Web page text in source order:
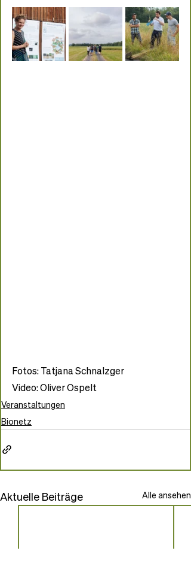
Fotos: Tatjana Schnalzger
Video: Oliver Ospelt
Veranstaltungen
Bionetz
Aktuelle Beiträge Alle ansehen